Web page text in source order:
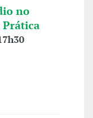
no
Prática